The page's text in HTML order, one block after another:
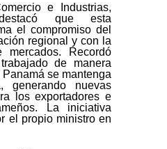
e Industrias,
que esta
el compromiso del
regional y con la
mercados. Recordó
de manera
se mantenga
generando nuevas
los exportadores e
La iniciativa
el propio ministro en